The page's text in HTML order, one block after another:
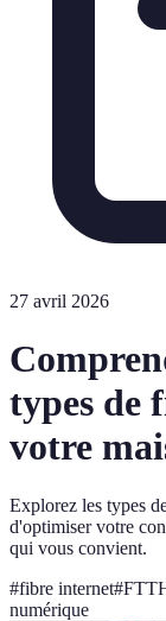
27 avril 2026
types de
votre
Explorez les types
d'optimiser votre
qui vous convient.
#fibre internet#
numérique